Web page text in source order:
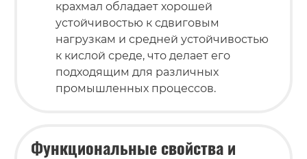
крахмал обладает хорошей
устойчивостью к сдвиговым
нагрузкам и средней устойчивостью
к кислой среде, что делает его
подходящим для различных
промышленных процессов.
Функциональные свойства и